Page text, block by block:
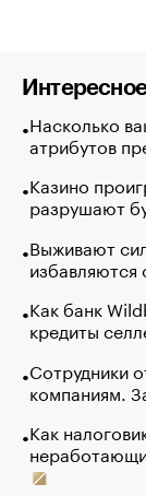
Насколько
атрибутов
Казино
разрушают
Выживают
избавляются
Как банк
кредиты
Сотрудники
компаниям.
Как